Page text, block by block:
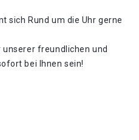
sich Rund um die Uhr gerne
freundlichen und
bei Ihnen sein!